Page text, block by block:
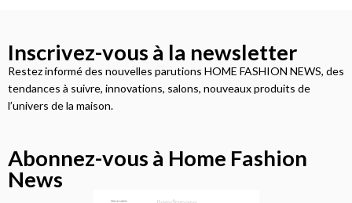
Inscrivez-vous à la newsletter
Restez informé des nouvelles parutions HOME FASHION NEWS, des
tendances à suivre, innovations, salons, nouveaux produits de
l’univers de la maison.
Abonnez-vous à Home Fashion
News